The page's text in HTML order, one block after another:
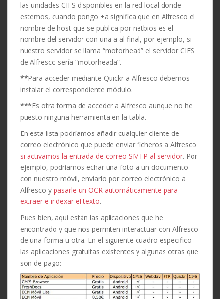
las unidades CIFS disponibles en la red local donde
estemos, cuando pongo +a significa que en Alfresco el
nombre de host que se publica por netbios es el
nombre del servidor con una a al final, por ejemplo, si
nuestro servidor se llama “motorhead” el servidor CIFS
de Alfresco sería “motorheada”.
**Para acceder mediante Quickr a Alfresco debemos
instalar el correspondiente módulo.
***Es otra forma de acceder a Alfresco aunque no he
puesto ninguna herramienta en la tabla.
En esta lista podríamos añadir cualquier cliente de
correo electrónico que puede enviar ficheros a Alfresco
si activamos la entrada de correo SMTP al servidor. Por
ejemplo, podríamos echar una foto a un documento
con nuestro móvil, enviarlo por correo electrónico a
Alfresco y pasarle un OCR automáticamente para
extraer e indexar el texto.
Pues bien, aquí están las aplicaciones que he
encontrado y que nos permiten interactuar con Alfresco
de una forma u otra. En el siguiente cuadro especifico
las aplicaciones gratuitas existentes y algunas otras que
son de pago: